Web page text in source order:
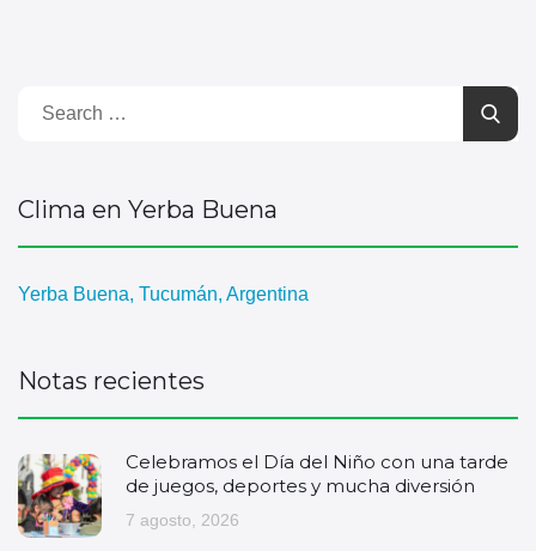
Clima en Yerba Buena
Yerba Buena, Tucumán, Argentina
Notas recientes
Celebramos el Día del Niño con una tarde
de juegos, deportes y mucha diversión
7 agosto, 2026